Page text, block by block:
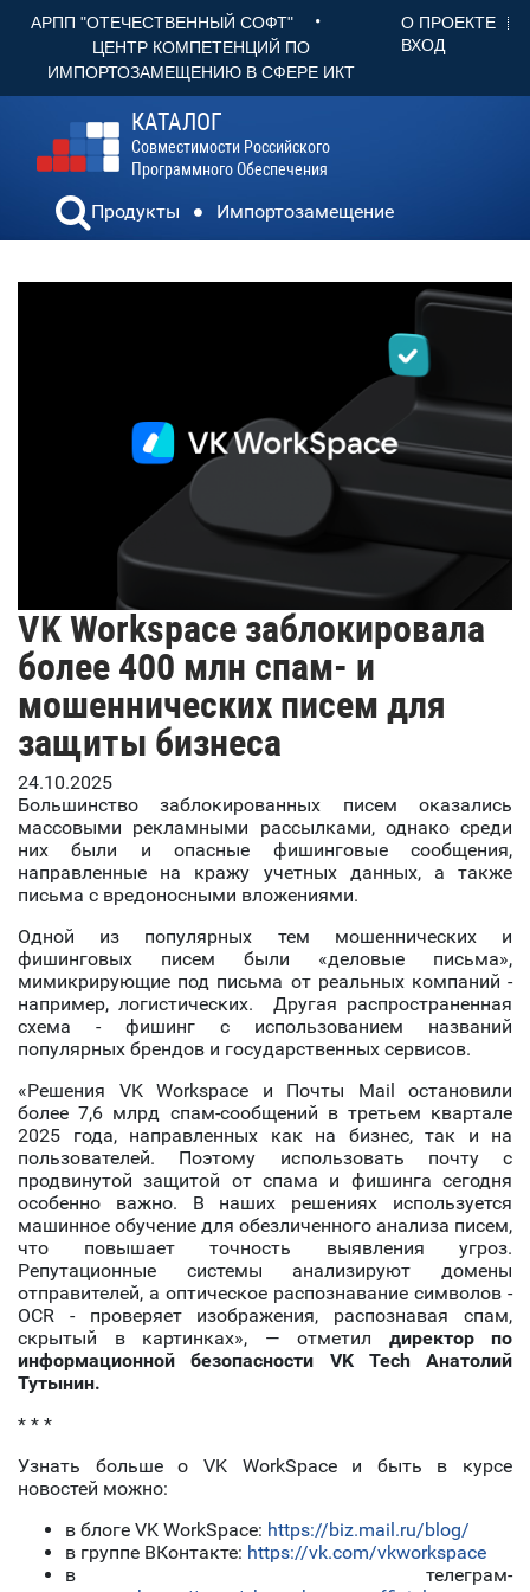
АРПП "ОТЕЧЕСТВЕННЫЙ СОФТ" •
ЦЕНТР КОМПЕТЕНЦИЙ ПО
ИМПОРТОЗАМЕЩЕНИЮ В СФЕРЕ ИКТ
О ПРОЕКТЕ
ВХОД
КАТАЛОГ
Совместимости Российского
Программного Обеспечения
Продукты Импортозамещение
VK Workspace заблокировала
более 400 млн спам- и
мошеннических писем для
защиты бизнеса
24.10.2025
Большинство заблокированных писем оказались
массовыми рекламными рассылками, однако среди
них были и опасные фишинговые сообщения,
направленные на кражу учетных данных, а также
письма с вредоносными вложениями.
Одной из популярных тем мошеннических и
фишинговых писем были «деловые письма»,
мимикрирующие под письма от реальных компаний -
например, логистических. Другая распространенная
схема - фишинг с использованием названий
популярных брендов и государственных сервисов.
«Решения VK Workspace и Почты Mail остановили
более 7,6 млрд спам-сообщений в третьем квартале
2025 года, направленных как на бизнес, так и на
пользователей. Поэтому использовать почту с
продвинутой защитой от спама и фишинга сегодня
особенно важно. В наших решениях используется
машинное обучение для обезличенного анализа писем,
что повышает точность выявления угроз.
Репутационные системы анализируют домены
отправителей, а оптическое распознавание символов -
OCR - проверяет изображения, распознавая спам,
скрытый в картинках», — отметил директор по
информационной безопасности VK Tech Анатолий
Тутынин.
* * *
Узнать больше о VK WorkSpace и быть в курсе
новостей можно:
в блоге VK WorkSpace: https://biz.mail.ru/blog/
в группе ВКонтакте: https://vk.com/vkworkspace
в телеграм-